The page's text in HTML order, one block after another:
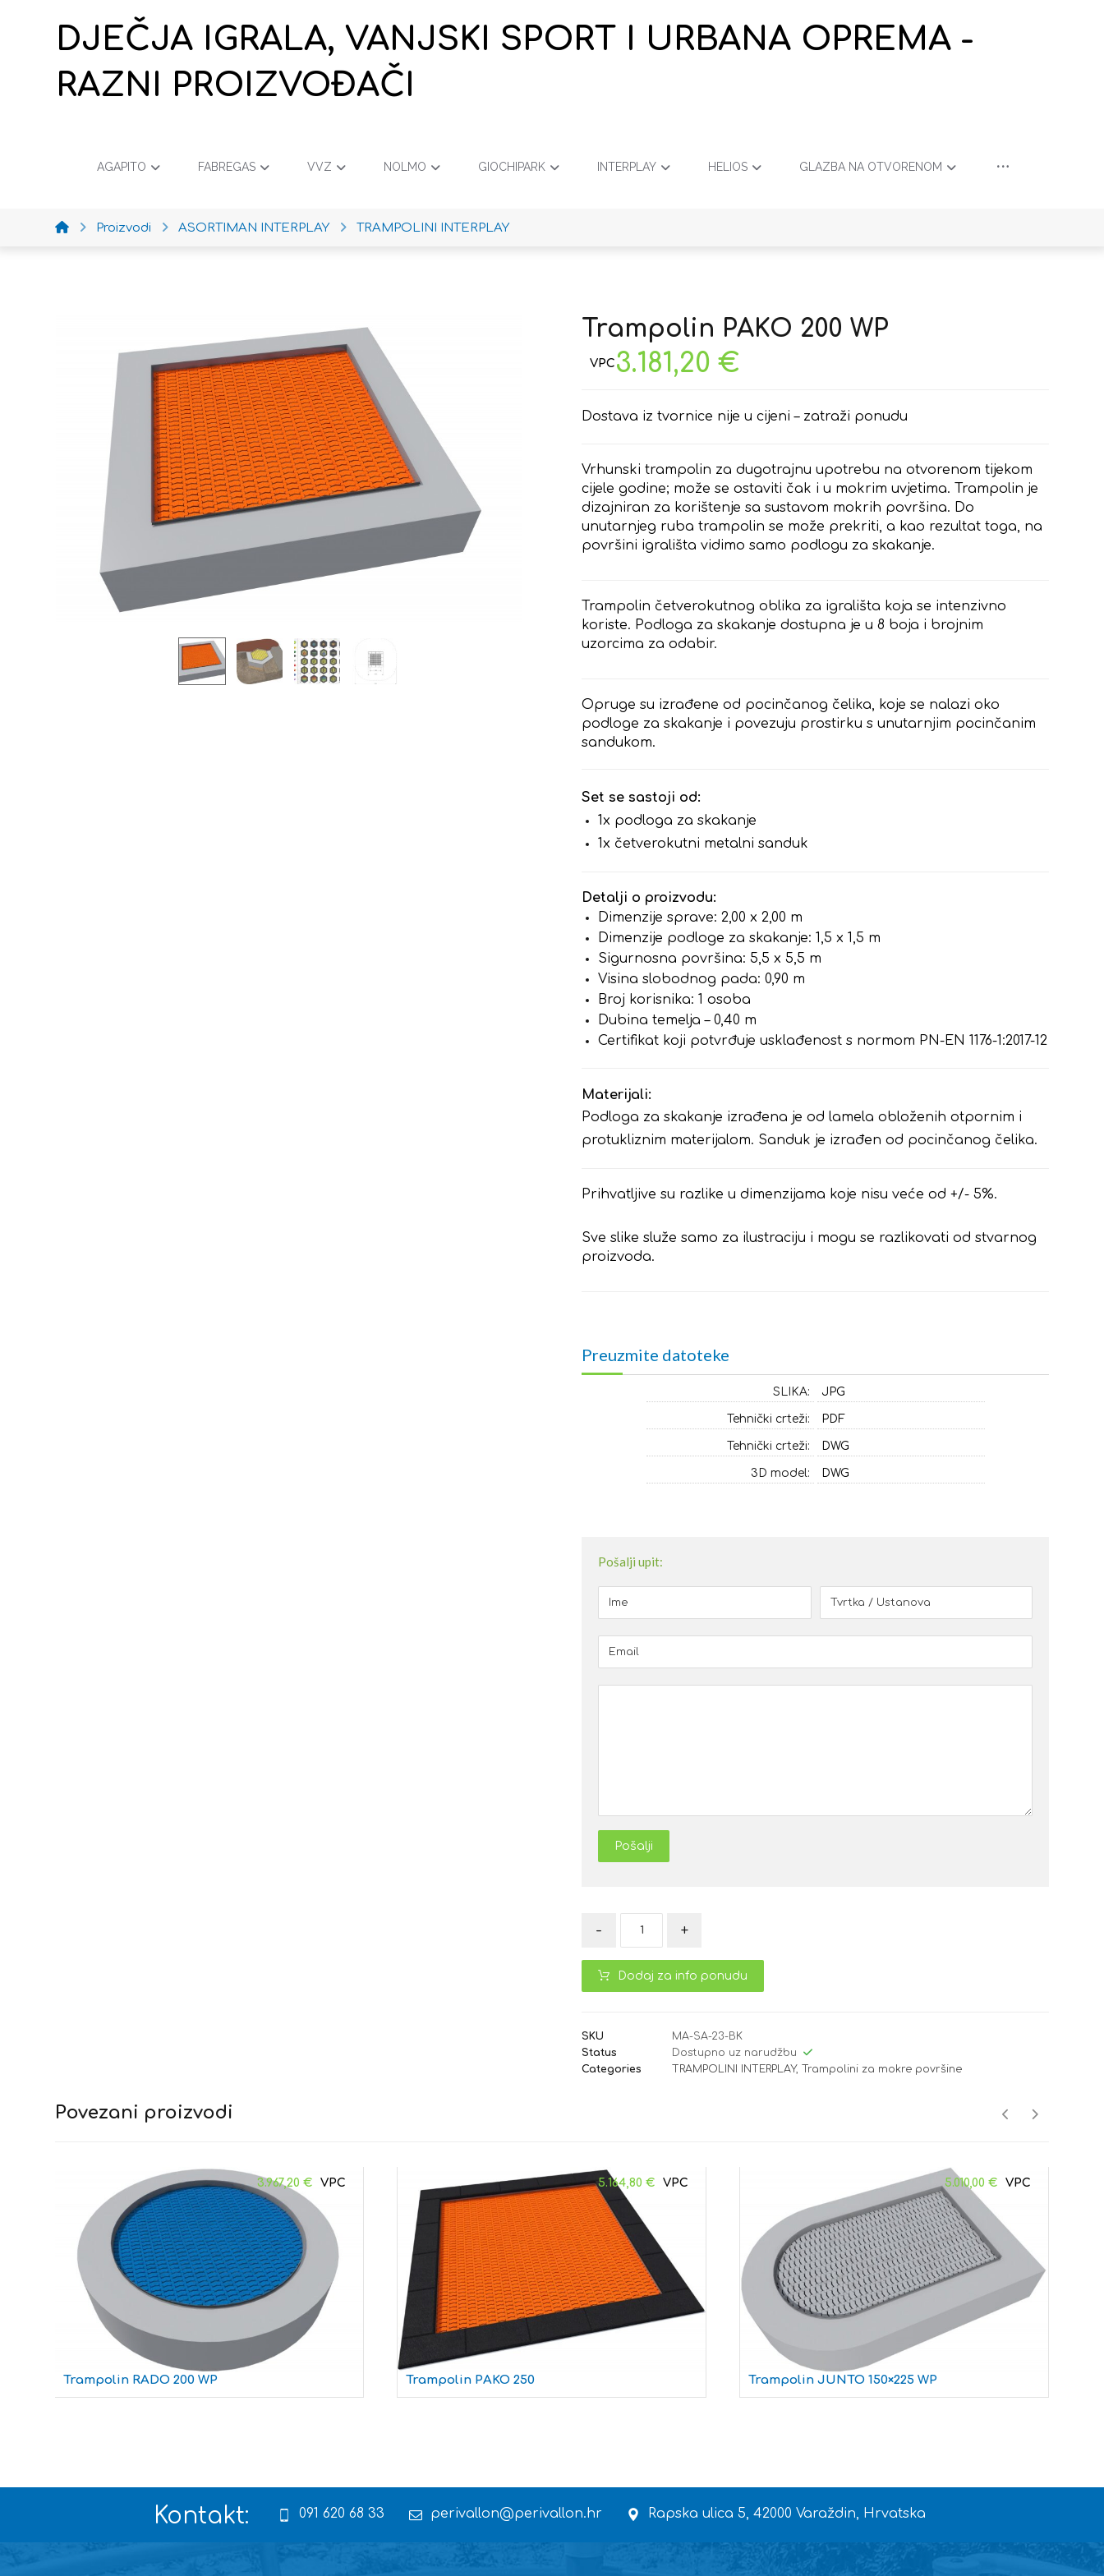
DJEČJA IGRALA, VANJSKI SPORT I URBANA OPREMA -
RAZNI PROIZVOĐAČI
AGAPITO FABREGAS VVZ NOLMO GIOCHIPARK INTERPLAY HELIOS GLAZBA NA OTVORENOM
Proizvodi ASORTIMAN INTERPLAY TRAMPOLINI INTERPLAY
Trampolin PAKO 200 WP
3.181,20€
Dostava iz tvornice nije u cijeni – zatraži ponudu
Vrhunski trampolin za dugotrajnu upotrebu na otvorenom tijekom
cijele godine; može se ostaviti čak i u mokrim uvjetima. Trampolin je
dizajniran za korištenje sa sustavom mokrih površina. Do
unutarnjeg ruba trampolin se može prekriti, a kao rezultat toga, na
površini igrališta vidimo samo podlogu za skakanje.
Trampolin četverokutnog oblika za igrališta koja se intenzivno
koriste. Podloga za skakanje dostupna je u 8 boja i brojnim
uzorcima za odabir.
Opruge su izrađene od pocinčanog čelika, koje se nalazi oko
podloge za skakanje i povezuju prostirku s unutarnjim pocinčanim
sandukom.
Set se sastoji od:
1x podloga za skakanje
1x četverokutni metalni sanduk
Detalji o proizvodu:
Dimenzije sprave: 2,00 x 2,00 m
Dimenzije podloge za skakanje: 1,5 x 1,5 m
Sigurnosna površina: 5,5 x 5,5 m
Visina slobodnog pada: 0,90 m
Broj korisnika: 1 osoba
Dubina temelja – 0,40 m
Certifikat koji potvrđuje usklađenost s normom PN-EN 1176-1:2017-12
Materijali:
Podloga za skakanje izrađena je od lamela obloženih otpornim i
protukliznim materijalom. Sanduk je izrađen od pocinčanog čelika.
Prihvatljive su razlike u dimenzijama koje nisu veće od +/- 5%.
Sve slike služe samo za ilustraciju i mogu se razlikovati od stvarnog
proizvoda.
Preuzmite datoteke
SLIKA: JPG
Tehnički crteži: PDF
Tehnički crteži: DWG
3D model: DWG
Pošalji upit:
Pošalji
- +
Dodaj za info ponudu
SKU
MA-SA-23-BK
Status
Dostupno uz narudžbu
Categories
TRAMPOLINI INTERPLAY,Trampolini za mokre površine
Povezani proizvodi
Trampolin RADO 200 WP
3.967,20€
Trampolin PAKO 250
5.164,80€
Trampolin JUNTO 150×225 WP
5.010,00€
Kontakt: 091 620 68 33 perivallon@perivallon.hr Rapska ulica 5, 42000 Varaždin, Hrvatska